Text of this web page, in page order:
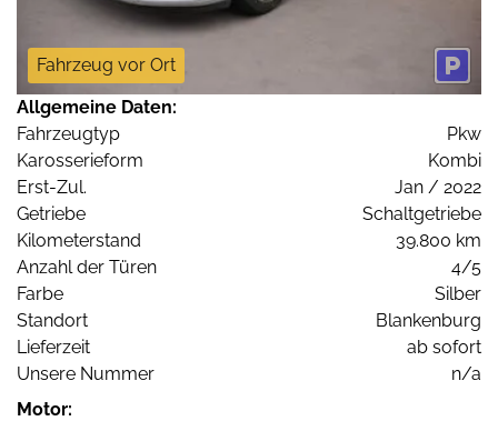
Fahrzeug vor Ort
Allgemeine Daten:
Fahrzeugtyp
Pkw
Karosserieform
Kombi
Erst-Zul.
Jan / 2022
Getriebe
Schaltgetriebe
Kilometerstand
39.800 km
Anzahl der Türen
4/5
Farbe
Silber
Standort
Blankenburg
Lieferzeit
ab sofort
Unsere Nummer
n/a
Motor: